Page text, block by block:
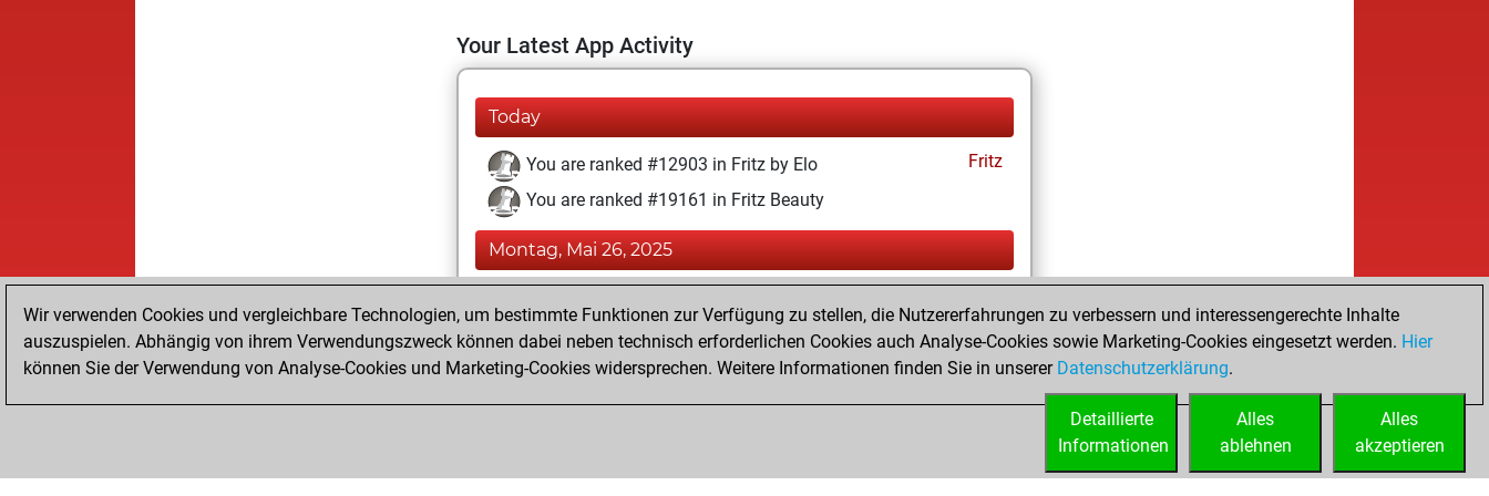
Your Latest App Activity
Today
You are ranked #12903 in Fritz by Elo
Fritz
You are ranked #19161 in Fritz Beauty
Montag, Mai 26, 2025
You achieved a new Elo of 1591
You created your Fritz account
Wir verwenden Cookies und vergleichbare Technologien, um bestimmte Funktionen zur Verfügung zu stellen, die Nutzererfahrungen zu verbessern und interessengerechte Inhalte
auszuspielen. Abhängig von ihrem Verwendungszweck können dabei neben technisch erforderlichen Cookies auch Analyse-Cookies sowie Marketing-Cookies eingesetzt werden. Hier
können Sie der Verwendung von Analyse-Cookies und Marketing-Cookies widersprechen. Weitere Informationen finden Sie in unserer Datenschutzerklärung.
Alles
akzeptieren
Alles
ablehnen
Detaillierte
Informationen